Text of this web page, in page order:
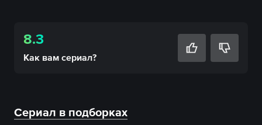
8.3
Как вам сериал?
Сериал в подборках